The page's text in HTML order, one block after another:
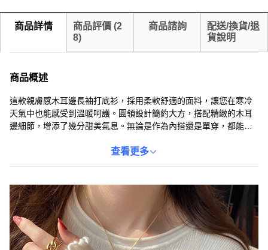
商品詳情 商品評價 (2
8)
商品諮詢
配送/換貨/退
貨說明
商品概述
這款親膚感木耳邊長袖打底衫，採用柔軟舒適的面料，讓您在寒冷
天氣中也能感受到溫暖呵護。圓領設計簡約大方，搭配精緻的木耳
邊細節，增添了幾分甜美氣息。無論是作為內搭還是單穿，都能展
樣化的造型。成分包含20%棉和80%聚酯纖維，兼顧了舒適度和耐
查看更多